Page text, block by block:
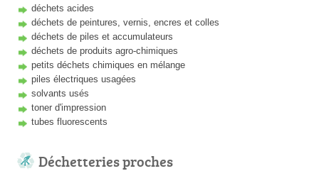
déchets acides
déchets de peintures, vernis, encres et colles
déchets de piles et accumulateurs
déchets de produits agro-chimiques
petits déchets chimiques en mélange
piles électriques usagées
solvants usés
toner d'impression
tubes fluorescents
Déchetteries proches